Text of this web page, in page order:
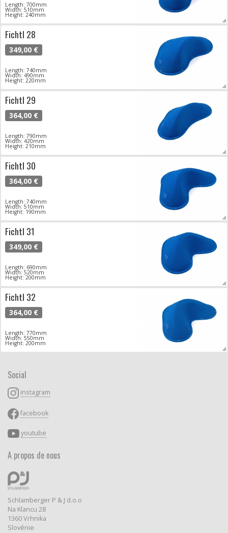
Length: 700mm
Width: 510mm
Height: 240mm
Fichtl 28
349,00 €
Length: 740mm
Width: 490mm
Height: 220mm
Fichtl 29
364,00 €
Length: 790mm
Width: 420mm
Height: 210mm
Fichtl 30
364,00 €
Length: 740mm
Width: 510mm
Height: 190mm
Fichtl 31
349,00 €
Length: 690mm
Width: 520mm
Height: 200mm
Fichtl 32
364,00 €
Length: 770mm
Width: 550mm
Height: 200mm
Social
instagram
facebook
youtube
A propos de nous
Schlamberger P & J d.o.o
Na Klancu 28
1360 Vrhnika
Slovénie